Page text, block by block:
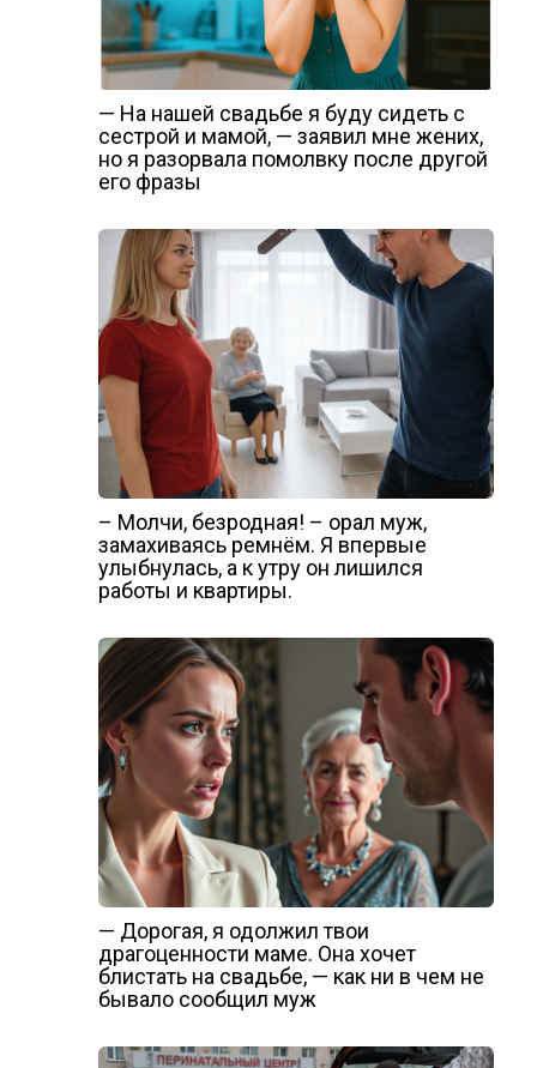
— На нашей свадьбе я буду сидеть с
сестрой и мамой, — заявил мне жених,
но я разорвала помолвку после другой
его фразы
– Молчи, безродная! – орал муж,
замахиваясь ремнём. Я впервые
улыбнулась, а к утру он лишился
работы и квартиры.
— Дорогая, я одолжил твои
драгоценности маме. Она хочет
блистать на свадьбе, — как ни в чем не
бывало сообщил муж